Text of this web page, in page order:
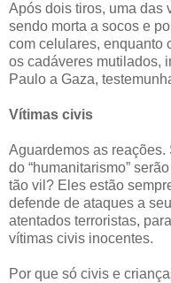
Após dois tiros, uma das
sendo morta a socos e
com celulares, enquanto
os cadáveres mutilados,
Paulo a Gaza,
Vítimas civis
Aguardemos as
do “humanitarismo”
tão vil? Eles estão
defende de ataques a
atentados terroristas,
vítimas civis inocentes.
Por que só civis e